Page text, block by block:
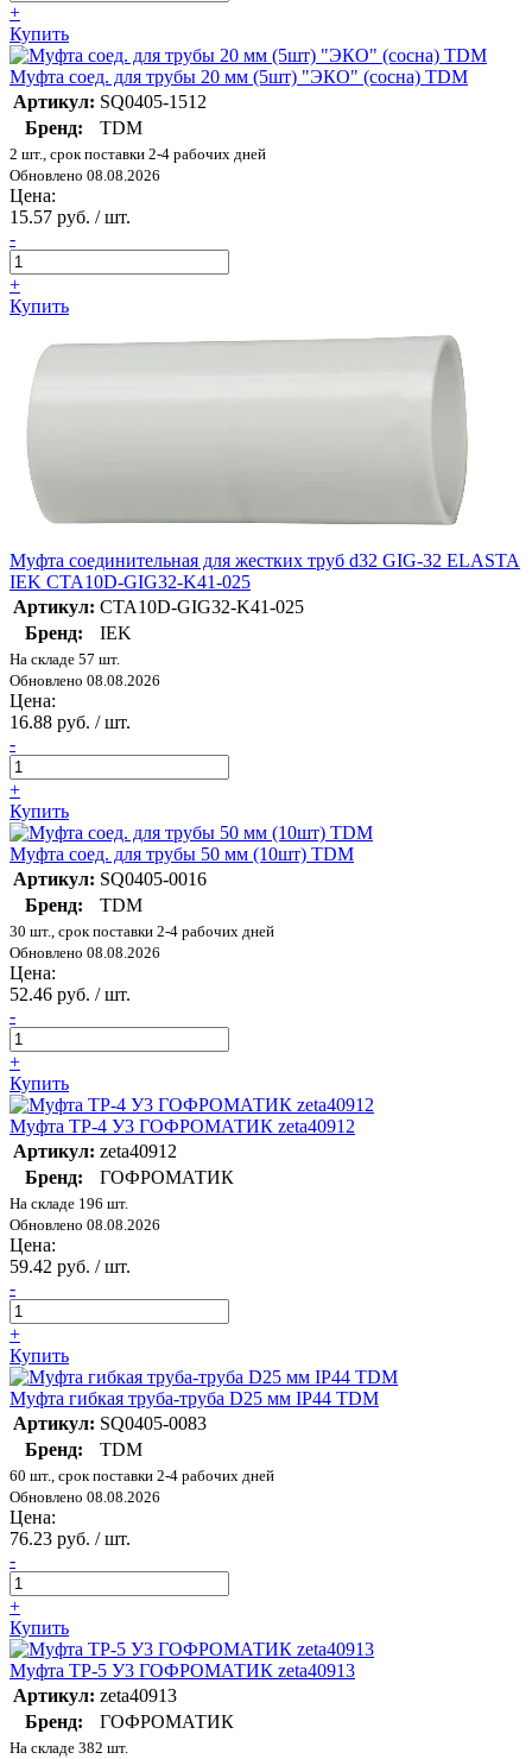
+
Купить
Муфта соед. для трубы 20 мм (5шт) "ЭКО" (сосна) TDM
Артикул: SQ0405-1512
Бренд:
TDM
2 шт., срок поставки 2-4 рабочих дней
Обновлено 08.08.2026
Цена:
15.57 руб. / шт.
-
+
Купить
Муфта соединительная для жестких труб d32 GIG-32 ELASTA
IEK CTA10D-GIG32-K41-025
Артикул: CTA10D-GIG32-K41-025
Бренд:
IEK
На складе 57 шт.
Обновлено 08.08.2026
Цена:
16.88 руб. / шт.
-
+
Купить
Муфта соед. для трубы 50 мм (10шт) TDM
Артикул: SQ0405-0016
Бренд:
TDM
30 шт., срок поставки 2-4 рабочих дней
Обновлено 08.08.2026
Цена:
52.46 руб. / шт.
-
+
Купить
Муфта ТР-4 У3 ГОФРОМАТИК zeta40912
Артикул: zeta40912
Бренд:
ГОФРОМАТИК
На складе 196 шт.
Обновлено 08.08.2026
Цена:
59.42 руб. / шт.
-
+
Купить
Муфта гибкая труба-труба D25 мм IP44 TDM
Артикул: SQ0405-0083
Бренд:
TDM
60 шт., срок поставки 2-4 рабочих дней
Обновлено 08.08.2026
Цена:
76.23 руб. / шт.
-
+
Купить
Муфта ТР-5 У3 ГОФРОМАТИК zeta40913
Артикул: zeta40913
Бренд:
ГОФРОМАТИК
На складе 382 шт.